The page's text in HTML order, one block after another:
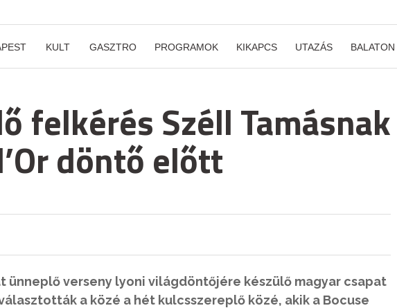
KULT GASZTRO PROGRAMOK KIKAPCS UTAZÁS BALATON
felkérés Széll Tamásnak
döntő előtt
ünneplő verseny lyoni világdöntőjére készülő magyar csapat
a közé a hét kulcsszereplő közé, akik a Bocuse